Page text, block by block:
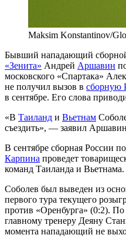
Maksim Konstantinov/
Бывший нападающий
«Зенита» Андрей Аршавин
московского «Спартака»
не получил вызов в сборную
в сентябре. Его слова
«В Таиланд и Вьетнам
съездить», — заявил
В сентябре сборная России
Карпина проведет
команд Таиланда и Вьетнама.
Соболев был выведен из
первого тура текущего
против «Оренбурга» (0:2).
главному тренеру Деяну
момента нападающий не